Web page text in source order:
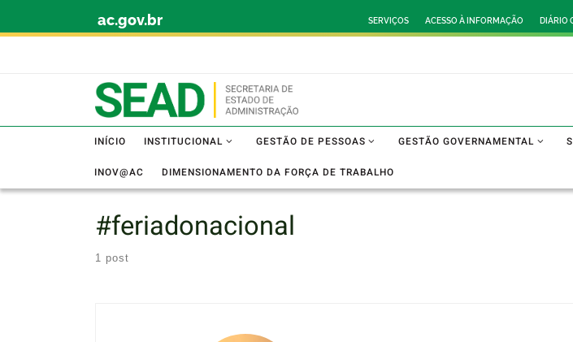
ac.gov.br SERVIÇOS ACESSO À INFORMAÇÃO DIÁRIO
INÍCIO INSTITUCIONAL GESTÃO DE PESSOAS GESTÃO GOVERNAMENTAL
INOV@AC DIMENSIONAMENTO DA FORÇA DE TRABALHO
#feriadonacional
1 post